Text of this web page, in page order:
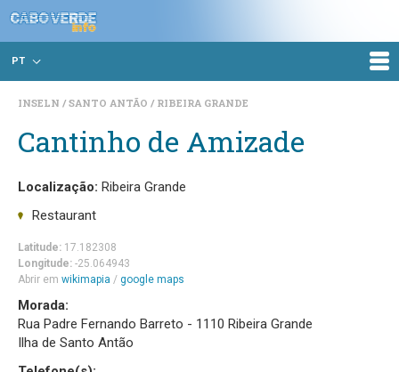
PT
INSELN SANTO ANTÃO RIBEIRA GRANDE
Cantinho de Amizade
Localização: Ribeira Grande
Restaurant
Latitude: 17.182308
Longitude: -25.064943
Abrir em wikimapia / google maps
Morada:
Rua Padre Fernando Barreto - 1110 Ribeira Grande
Ilha de Santo Antão